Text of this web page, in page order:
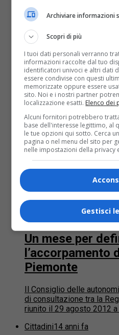
Economia
Si inizia il
delle province in
La seduta di Consiglio
lunedì 10 settembre è
prima discussione sullo
seguito...
Armosino: Un
Province
“Vogliamo decidere
senza pressioni. Le
livello non le vuole
Teresa Armosino,
14 anni fa
Un mese per
l’accorpamento
Piemonte
Il Consiglio delle
di consultazione tra la
riunito il 29 agosto 2012
Cittadini14 anni fa
Archiviare informazioni
Scopri di più
I tuoi dati personali verranno
informazioni raccolte dal tuo
identificatori univoci e altri dati
essere condivise con questi
memorizzate oppure essere
sito. Noi e i nostri partner
localizzazione esatti. Elenco dei
Alcuni fornitori potrebbero
base dell'interesse legittimo, al
le tue opzioni qui sotto. Cerca
pagina o nel menu del sito per
nelle impostazioni della privacy
Gestisci